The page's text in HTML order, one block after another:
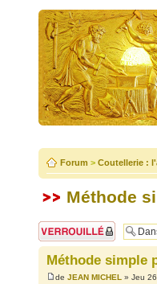
Forum > Coutellerie :
Méthode
Sujet verrouillé
Méthode simple
de JEAN MICHEL » Jeu